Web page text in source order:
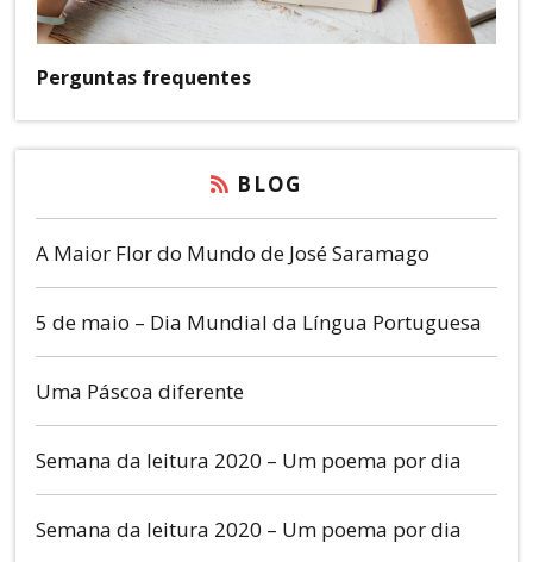
Perguntas frequentes
BLOG
A Maior Flor do Mundo de José Saramago
5 de maio – Dia Mundial da Língua Portuguesa
Uma Páscoa diferente
Semana da leitura 2020 – Um poema por dia
Semana da leitura 2020 – Um poema por dia